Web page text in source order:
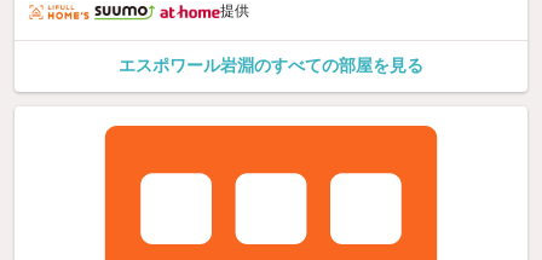
提供
エスポワール岩淵のすべての部屋を見る